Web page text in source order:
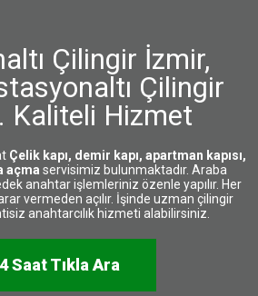
Çilingir İzmir,
Çilingir
Kaliteli Hizmet
Çelik kapı, demir kapı, apartman kapısı,
açma servisimiz bulunmaktadır. Araba
anahtar işlemleriniz özenle yapılır. Her
vermeden açılır. İşinde uzman çilingir
anahtarcılık hizmeti alabilirsiniz.
Saat Tıkla Ara